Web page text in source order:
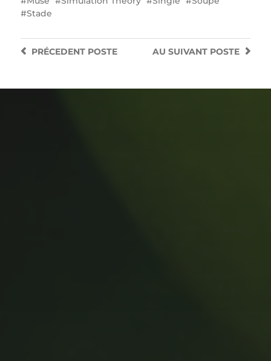
Stade
AU SUIVANT POSTE
PRÉCEDENTPOSTE